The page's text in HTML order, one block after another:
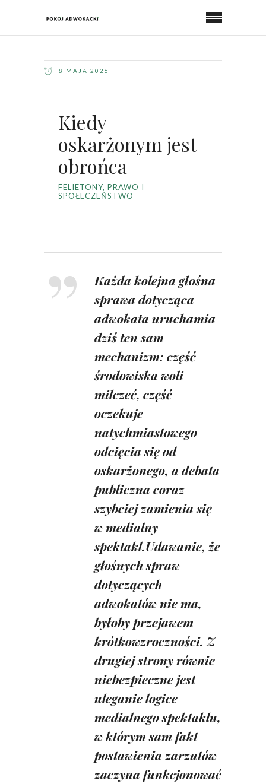
8 MAJA 2026
Kiedy
oskarżonym jest
obrońca
FELIETONY, PRAWO I
SPOŁECZEŃSTWO
Każda kolejna głośna
sprawa dotycząca
adwokata uruchamia
dziś ten sam
mechanizm: część
środowiska woli
milczeć, część
oczekuje
natychmiastowego
odcięcia się od
oskarżonego, a debata
publiczna coraz
szybciej zamienia się
w medialny
spektakl.Udawanie, że
głośnych spraw
dotyczących
adwokatów nie ma,
byłoby przejawem
krótkowzroczności. Z
drugiej strony równie
niebezpieczne jest
uleganie logice
medialnego spektaklu,
w którym sam fakt
postawienia zarzutów
zaczyna funkcjonować